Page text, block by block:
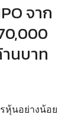
จาก
นบาท
หุ้นอย่างน้อย